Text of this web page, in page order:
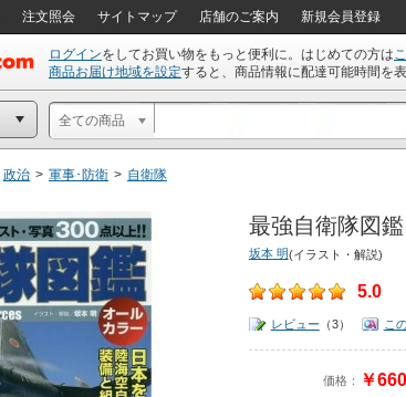
注文照会 サイトマップ 店舗のご案内 新規会員登録
ログインをしてお買い物をもっと便利に。はじめての方は
商品お届け地域を設定すると、商品情報に配達可能時間を
全ての商品
政治 > 軍事･防衛 > 自衛隊
最強自衛隊図
坂本 明(イラスト・解説)
5.0
レビュー （3） こ
価格： ￥660